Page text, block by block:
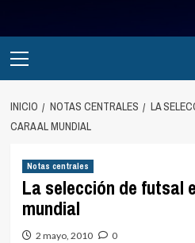
principal
INICIO NOTAS CENTRALES
LA
CARA AL MUNDIAL
Notas centrales
La selección de futsal
mundial
2 mayo, 2010 0